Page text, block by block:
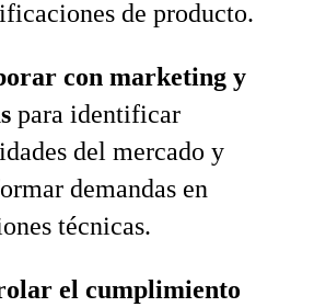
de producto.
con marketing y
para identificar
del mercado y
demandas en
técnicas.
el cumplimiento